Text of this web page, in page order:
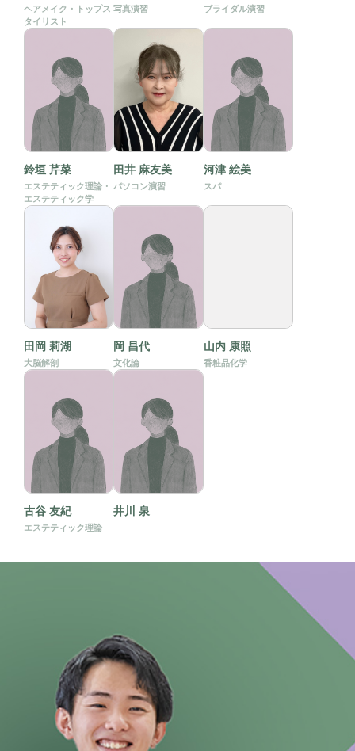
ヘアメイク・トップス
タイリスト
写真演習 ブライダル演習
鈴垣 芹菜
エステティック理論・
エステティック学
田井 麻友美
パソコン演習
河津 絵美
スパ
田岡 莉湖
大脳解剖
岡 昌代
文化論
山内 康照
香粧品化学
古谷 友紀
エステティック理論
井川 泉